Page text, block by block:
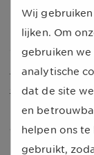
Heb je wel
geen spoed?
je de kosten
declarerenvia
bij een bezoek
apotheek.
Wij
lijken. Om
gebruiken
analytische
dat de site
en
helpen ons
gebruikt,